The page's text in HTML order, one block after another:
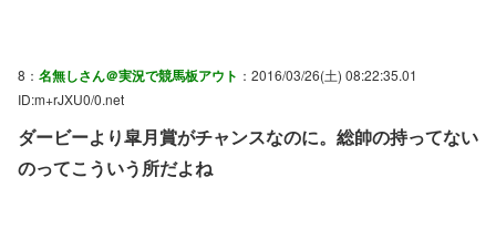
8： 名無しさん＠実況で競馬板アウト ：2016/03/26(土) 08:22:35.01
ID:m+rJXU0/0.net
ダービーより皐月賞がチャンスなのに。総帥の持ってない
のってこういう所だよね